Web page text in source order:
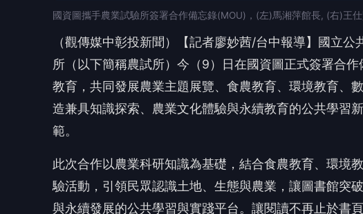
國資圖攜手農業試驗所簽署合作備忘錄(MOU)，(左)馬湘萍館長, (右)王
（觀傳媒中彰投新聞）【記者廖妙茜/台中報導】國立
所（以下簡稱農試所）今（9）日在國資圖正式簽署合
教育，共同發展農業主題展覽、食農教育、環境教育、
造兼具知識探索、農業文化體驗與永續教育的公共學習
範。
此次合作以農業科研知識為基礎，結合食農教育、環境
驗活動，引領民眾認識土地、生態與農業，讓圖書館突
與永續發展的公共學習與實踐平台。讓閱讀不再止於書